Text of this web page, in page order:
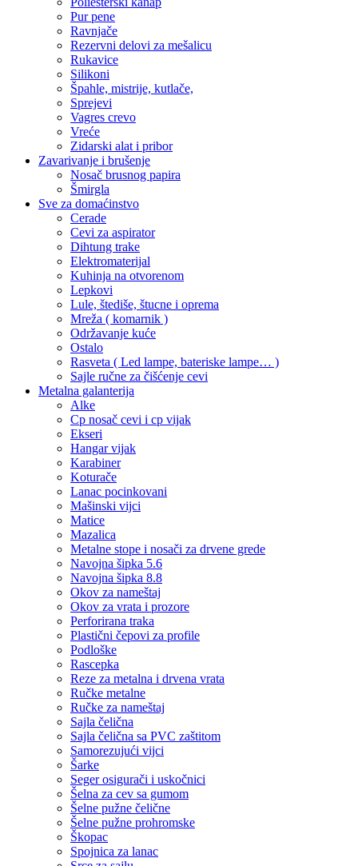
Pur pene
Ravnjače
Rezervni delovi za mešalicu
Rukavice
Silikoni
Špahle, mistrije, kutlače,
Sprejevi
Vagres crevo
Vreće
Zidarski alat i pribor
Zavarivanje i brušenje
Nosač brusnog papira
Šmirgla
Sve za domaćinstvo
Cerade
Cevi za aspirator
Dihtung trake
Elektromaterijal
Kuhinja na otvorenom
Lepkovi
Lule, štediše, štucne i oprema
Mreža ( komarnik )
Održavanje kuće
Ostalo
Rasveta ( Led lampe, bateriske lampe… )
Sajle ručne za čišćenje cevi
Metalna galanterija
Alke
Cp nosač cevi i cp vijak
Ekseri
Hangar vijak
Karabiner
Koturače
Lanac pocinkovani
Mašinski vijci
Matice
Mazalica
Metalne stope i nosači za drvene grede
Navojna šipka 5.6
Navojna šipka 8.8
Okov za nameštaj
Okov za vrata i prozore
Perforirana traka
Plastični čepovi za profile
Podloške
Rascepka
Reze za metalna i drvena vrata
Ručke metalne
Ručke za nameštaj
Sajla čelična
Sajla čelična sa PVC zaštitom
Samorezujući vijci
Šarke
Seger osigurači i uskočnici
Šelna za cev sa gumom
Šelne pužne čelične
Šelne pužne prohromske
Škopac
Spojnica za lanac